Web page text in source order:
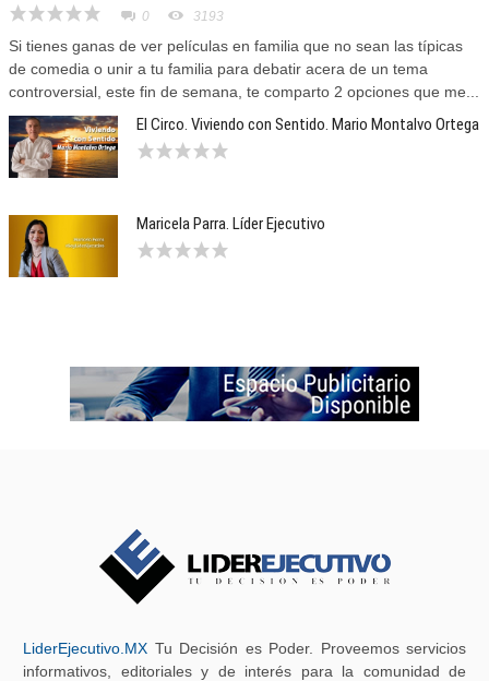
0 3193
Si tienes ganas de ver películas en familia que no sean las típicas
de comedia o unir a tu familia para debatir acera de un tema
controversial, este fin de semana, te comparto 2 opciones que me...
El Circo. Viviendo con Sentido. Mario Montalvo Ortega
Maricela Parra. Líder Ejecutivo
LiderEjecutivo.MX Tu Decisión es Poder. Proveemos servicios
informativos, editoriales y de interés para la comunidad de